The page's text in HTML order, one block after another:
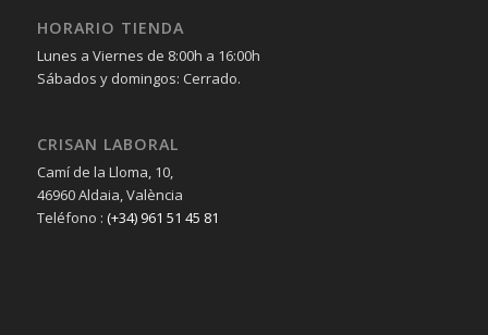
HORARIO TIENDA
Lunes a Viernes de 8:00h a 16:00h
Sábados y domingos: Cerrado.
CRISAN LABORAL
Camí de la Lloma, 10,
46960 Aldaia, València
Teléfono : (+34) 961 51 45 81